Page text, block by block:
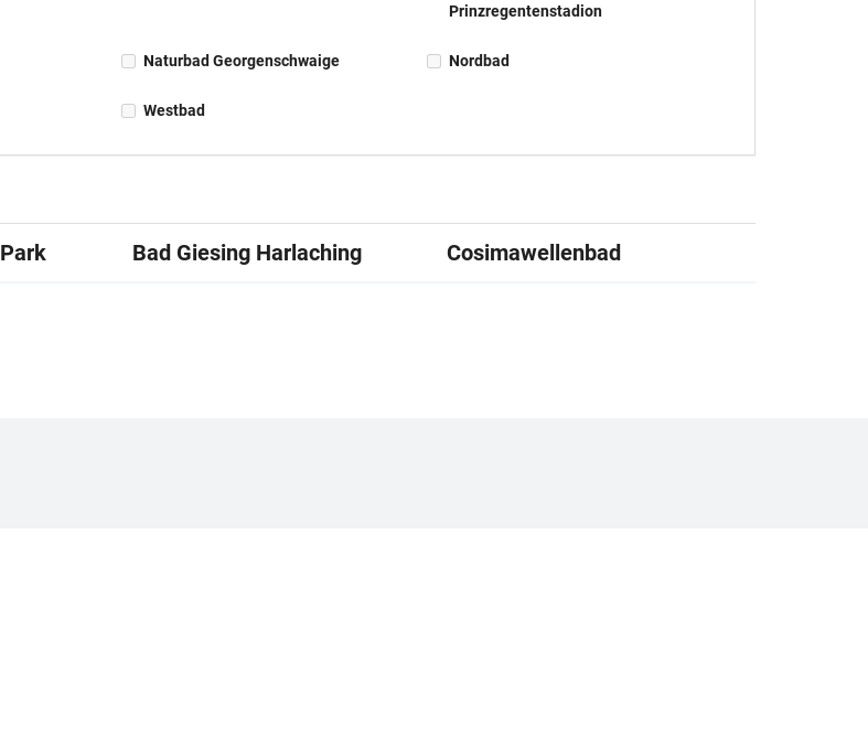
Prinzregentenstadion
Naturbad Georgenschwaige Nordbad
Westbad
Bad Giesing Harlaching Cosimawellenbad